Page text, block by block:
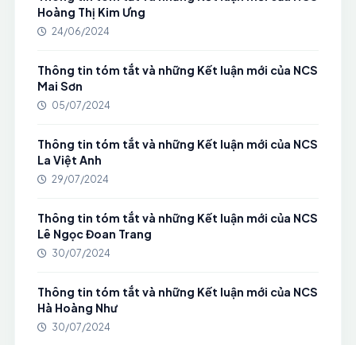
Hoàng Thị Kim Ưng
24/06/2024
Thông tin tóm tắt và những Kết luận mới của NCS
Mai Sơn
05/07/2024
Thông tin tóm tắt và những Kết luận mới của NCS
La Việt Anh
29/07/2024
Thông tin tóm tắt và những Kết luận mới của NCS
Lê Ngọc Đoan Trang
30/07/2024
Thông tin tóm tắt và những Kết luận mới của NCS
Hà Hoàng Như
30/07/2024